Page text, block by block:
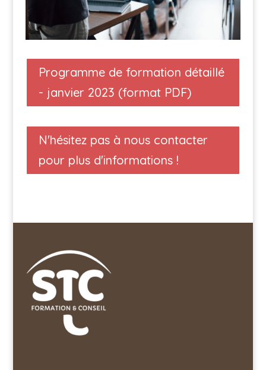
Programme de formation détaillé
- janvier 2023 (format PDF)
N'hésitez pas à nous contacter
pour plus d'informations !